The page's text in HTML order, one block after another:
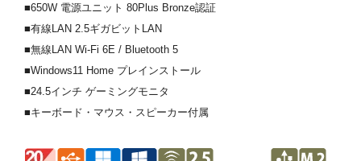
■650W 電源ユニット 80Plus Bronze認証
■有線LAN 2.5ギガビットLAN
■無線LAN Wi-Fi 6E / Bluetooth 5
■Windows11 Home プレインストール
■24.5インチ ゲーミングモニタ
■キーボード・マウス・スピーカー付属